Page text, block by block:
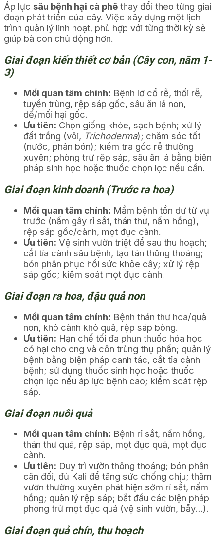
Áp lực sâu bệnh hại cà phê thay đổi theo từng giai
đoạn phát triển của cây. Việc xây dựng một lịch
trình quản lý linh hoạt, phù hợp với từng thời kỳ sẽ
giúp bà con chủ động hơn.
Giai đoạn kiến thiết cơ bản (Cây con, năm 1-
3)
Mối quan tâm chính: Bệnh lở cổ rễ, thối rễ,
tuyến trùng, rệp sáp gốc, sâu ăn lá non,
dế/mối hại gốc.
Ưu tiên: Chọn giống khỏe, sạch bệnh; xử lý
đất trồng (vôi, Trichoderma); chăm sóc tốt
(nước, phân bón); kiểm tra gốc rễ thường
xuyên; phòng trừ rệp sáp, sâu ăn lá bằng biện
pháp sinh học hoặc thuốc chọn lọc nếu cần.
Giai đoạn kinh doanh (Trước ra hoa)
Mối quan tâm chính: Mầm bệnh tồn dư từ vụ
trước (nấm gây rỉ sắt, thán thư, nấm hồng),
rệp sáp gốc/cành, mọt đục cành.
Ưu tiên: Vệ sinh vườn triệt để sau thu hoạch;
cắt tỉa cành sâu bệnh, tạo tán thông thoáng;
bón phân phục hồi sức khỏe cây; xử lý rệp
sáp gốc; kiểm soát mọt đục cành.
Giai đoạn ra hoa, đậu quả non
Mối quan tâm chính: Bệnh thán thư hoa/quả
non, khô cành khô quả, rệp sáp bông.
Ưu tiên: Hạn chế tối đa phun thuốc hóa học
có hại cho ong và côn trùng thụ phấn; quản lý
bệnh bằng biện pháp canh tác, cắt tỉa cành
bệnh; sử dụng thuốc sinh học hoặc thuốc
chọn lọc nếu áp lực bệnh cao; kiểm soát rệp
sáp.
Giai đoạn nuôi quả
Mối quan tâm chính: Bệnh rỉ sắt, nấm hồng,
thán thư quả, rệp sáp, mọt đục quả, mọt đục
cành.
Ưu tiên: Duy trì vườn thông thoáng; bón phân
cân đối, đủ Kali để tăng sức chống chịu; thăm
vườn thường xuyên phát hiện sớm rỉ sắt, nấm
hồng; quản lý rệp sáp; bắt đầu các biện pháp
phòng trừ mọt đục quả (vệ sinh vườn, bẫy…).
Giai đoạn quả chín, thu hoạch